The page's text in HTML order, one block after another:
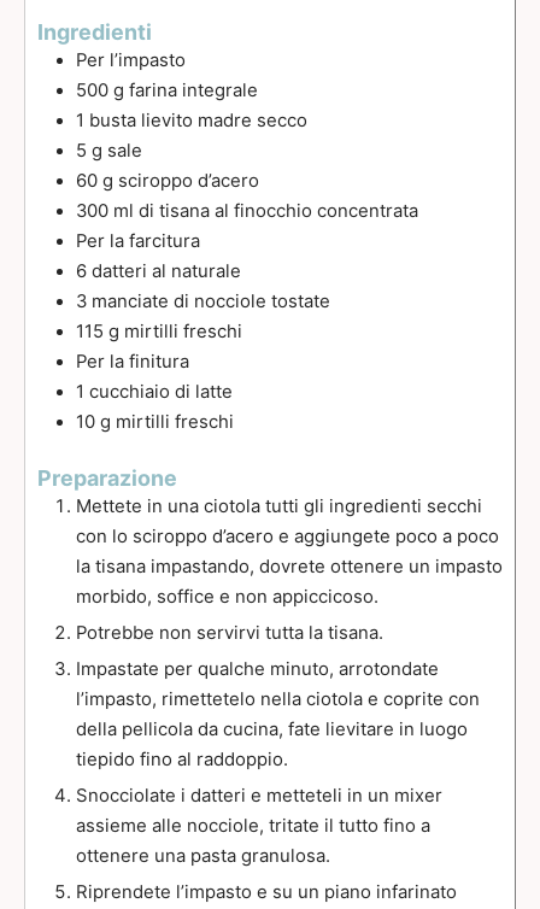
Ingredienti
Per l’impasto
500 g farina integrale
1 busta lievito madre secco
5 g sale
60 g sciroppo d’acero
300 ml di tisana al finocchio concentrata
Per la farcitura
6 datteri al naturale
3 manciate di nocciole tostate
115 g mirtilli freschi
Per la finitura
1 cucchiaio di latte
10 g mirtilli freschi
Preparazione
Mettete in una ciotola tutti gli ingredienti secchi
con lo sciroppo d’acero e aggiungete poco a poco
la tisana impastando, dovrete ottenere un impasto
morbido, soffice e non appiccicoso.
Potrebbe non servirvi tutta la tisana.
Impastate per qualche minuto, arrotondate
l’impasto, rimettetelo nella ciotola e coprite con
della pellicola da cucina, fate lievitare in luogo
tiepido fino al raddoppio.
Snocciolate i datteri e metteteli in un mixer
assieme alle nocciole, tritate il tutto fino a
ottenere una pasta granulosa.
Riprendete l’impasto e su un piano infarinato